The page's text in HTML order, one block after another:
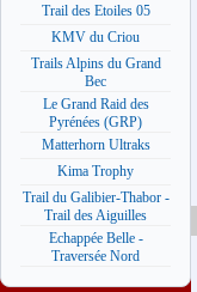
Trail des Etoiles 05
KMV du Criou
Trails Alpins du Grand
Bec
Le Grand Raid des
Pyrénées (GRP)
Matterhorn Ultraks
Kima Trophy
Trail du Galibier-Thabor -
Trail des Aiguilles
Echappée Belle -
Traversée Nord